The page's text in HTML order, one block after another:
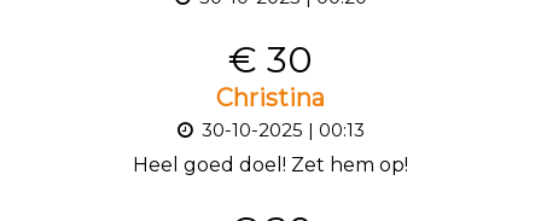
€ 30
Christina
30-10-2025 | 00:13
Heel goed doel! Zet hem op!